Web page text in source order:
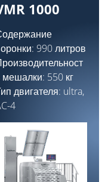
1000
990 литров
мешалки: 550 кг
двигателя: ultra,
4